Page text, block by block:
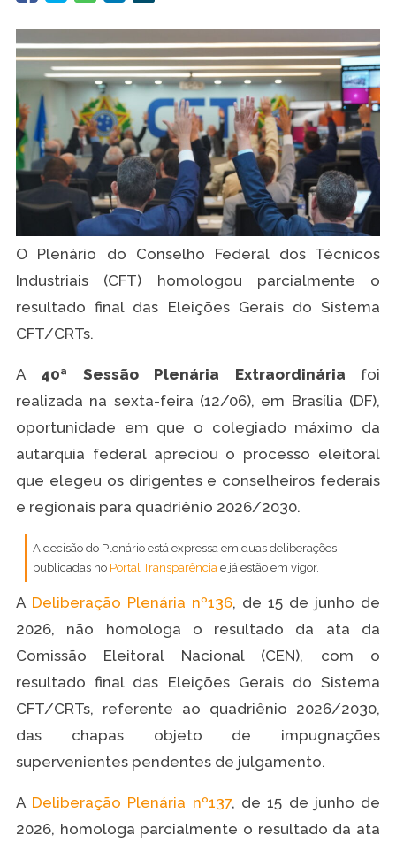
O Plenário do Conselho Federal dos Técnicos
Industriais (CFT) homologou parcialmente o
resultado final das Eleições Gerais do Sistema
CFT/CRTs.
A 40ª Sessão Plenária Extraordinária foi
realizada na sexta-feira (12/06), em Brasília (DF),
oportunidade em que o colegiado máximo da
autarquia federal apreciou o processo eleitoral
que elegeu os dirigentes e conselheiros federais
e regionais para quadriênio 2026/2030.
A decisão do Plenário está expressa em duas deliberações
publicadas no Portal Transparência e já estão em vigor.
A Deliberação Plenária nº136, de 15 de junho de
2026, não homologa o resultado da ata da
Comissão Eleitoral Nacional (CEN), com o
resultado final das Eleições Gerais do Sistema
CFT/CRTs, referente ao quadriênio 2026/2030,
das chapas objeto de impugnações
supervenientes pendentes de julgamento.
A Deliberação Plenária nº137, de 15 de junho de
2026, homologa parcialmente o resultado da ata